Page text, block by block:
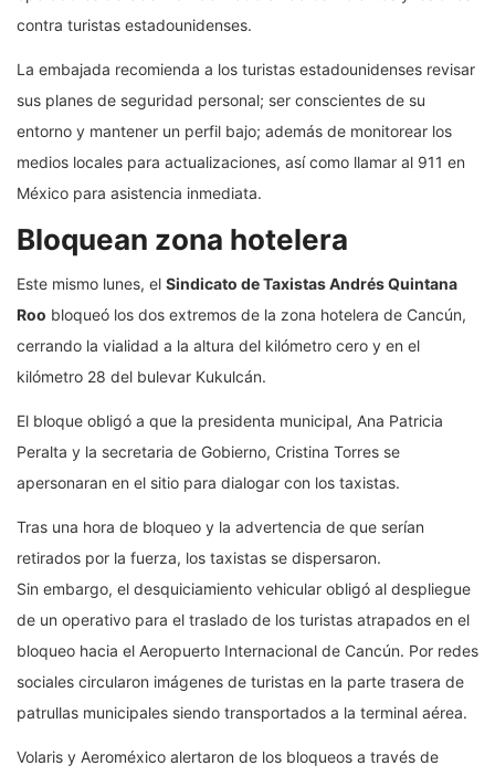
contra turistas estadounidenses.
La embajada recomienda a los turistas estadounidenses revisar
sus planes de seguridad personal; ser conscientes de su
entorno y mantener un perfil bajo; además de monitorear los
medios locales para actualizaciones, así como llamar al 911 en
México para asistencia inmediata.
Bloquean zona hotelera
Este mismo lunes, el Sindicato de Taxistas Andrés Quintana
Roo bloqueó los dos extremos de la zona hotelera de Cancún,
cerrando la vialidad a la altura del kilómetro cero y en el
kilómetro 28 del bulevar Kukulcán.
El bloque obligó a que la presidenta municipal, Ana Patricia
Peralta y la secretaria de Gobierno, Cristina Torres se
apersonaran en el sitio para dialogar con los taxistas.
Tras una hora de bloqueo y la advertencia de que serían
retirados por la fuerza, los taxistas se dispersaron.
Sin embargo, el desquiciamiento vehicular obligó al despliegue
de un operativo para el traslado de los turistas atrapados en el
bloqueo hacia el Aeropuerto Internacional de Cancún. Por redes
sociales circularon imágenes de turistas en la parte trasera de
patrullas municipales siendo transportados a la terminal aérea.
Volaris y Aeroméxico alertaron de los bloqueos a través de